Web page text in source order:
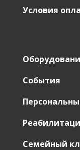
Условия
События
Семейный